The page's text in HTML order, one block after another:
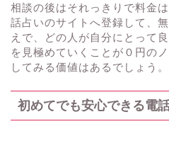
相談の後はそれっきりで料金
話占いのサイトへ登録して、
えで、どの人が自分にとって
を見極めていくことが０円の
してみる価値はあるでしょう。
初めてでも安心できる電